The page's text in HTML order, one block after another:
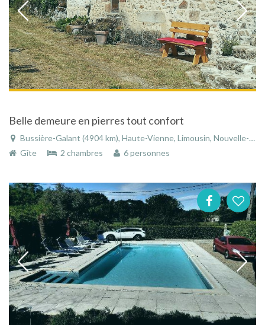
Belle demeure en pierres tout confort
Bussière-Galant (4904 km), Haute-Vienne, Limousin, Nouvelle-Aquitaine, France
Gîte
2 chambres 6 personnes